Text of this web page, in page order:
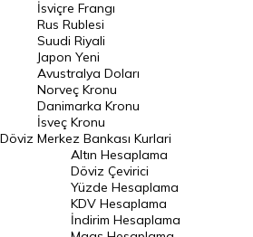
Riyal Kuru
Avustralya Doları
Danimarka Kronu Kuru
Kanada Doları Kuru
Norveç Kronu Kuru
İsveç Kronu Kuru
Japon Yeni Kuru
Serbest Piyasa Döviz Kurları
Döviz
İsviçre Frangı
Rus Rublesi
Suudi Riyali
Japon Yeni
Avustralya Doları
Norveç Kronu
Danimarka Kronu
İsveç Kronu
Merkez Bankası Kurlari
Altın Hesaplama
Döviz Çevirici
Yüzde Hesaplama
KDV Hesaplama
İndirim Hesaplama